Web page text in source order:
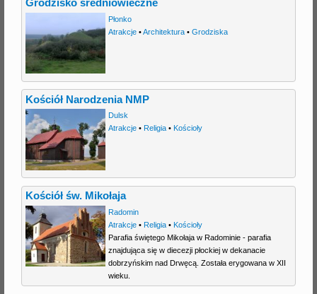
Grodzisko średniowieczne
Płonko
Atrakcje•Architektura• Grodziska
Kościół Narodzenia NMP
Dulsk
Atrakcje• Religia• Kościoły
Kościół św. Mikołaja
Radomin
Atrakcje• Religia• Kościoły
Parafia świętego Mikołaja w Radominie - parafia
znajdująca się w diecezji płockiej w dekanacie
dobrzyńskim nad Drwęcą. Została erygowana w XII
wieku.